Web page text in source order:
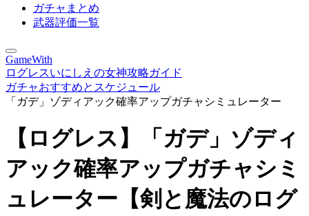
ガチャまとめ
武器評価一覧
GameWith
ログレスいにしえの女神攻略ガイド
ガチャおすすめとスケジュール
「ガデ」ゾディアック確率アップガチャシミュレーター
【ログレス】「ガデ」ゾディ
アック確率アップガチャシミ
ュレーター【剣と魔法のログ